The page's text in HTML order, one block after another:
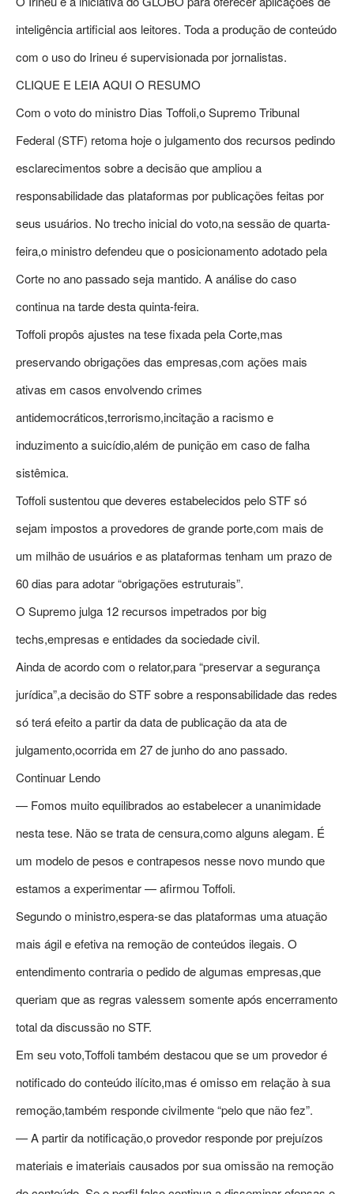
inteligência artificial aos leitores. Toda a produção de conteúdo
com o uso do Irineu é supervisionada por jornalistas.
CLIQUE E LEIA AQUI O RESUMO
Com o voto do ministro Dias Toffoli,o Supremo Tribunal
Federal (STF) retoma hoje o julgamento dos recursos pedindo
esclarecimentos sobre a decisão que ampliou a
responsabilidade das plataformas por publicações feitas por
seus usuários. No trecho inicial do voto,na sessão de quarta-
feira,o ministro defendeu que o posicionamento adotado pela
Corte no ano passado seja mantido. A análise do caso
continua na tarde desta quinta-feira.
Toffoli propôs ajustes na tese fixada pela Corte,mas
preservando obrigações das empresas,com ações mais
ativas em casos envolvendo crimes
antidemocráticos,terrorismo,incitação a racismo e
induzimento a suicídio,além de punição em caso de falha
sistêmica.
Toffoli sustentou que deveres estabelecidos pelo STF só
sejam impostos a provedores de grande porte,com mais de
um milhão de usuários e as plataformas tenham um prazo de
60 dias para adotar “obrigações estruturais”.
O Supremo julga 12 recursos impetrados por big
techs,empresas e entidades da sociedade civil.
Ainda de acordo com o relator,para “preservar a segurança
jurídica”,a decisão do STF sobre a responsabilidade das redes
só terá efeito a partir da data de publicação da ata de
julgamento,ocorrida em 27 de junho do ano passado.
Continuar Lendo
— Fomos muito equilibrados ao estabelecer a unanimidade
nesta tese. Não se trata de censura,como alguns alegam. É
um modelo de pesos e contrapesos nesse novo mundo que
estamos a experimentar — afirmou Toffoli.
Segundo o ministro,espera-se das plataformas uma atuação
mais ágil e efetiva na remoção de conteúdos ilegais. O
entendimento contraria o pedido de algumas empresas,que
queriam que as regras valessem somente após encerramento
total da discussão no STF.
Em seu voto,Toffoli também destacou que se um provedor é
notificado do conteúdo ilícito,mas é omisso em relação à sua
remoção,também responde civilmente “pelo que não fez”.
— A partir da notificação,o provedor responde por prejuízos
materiais e imateriais causados por sua omissão na remoção